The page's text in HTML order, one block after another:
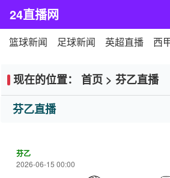
24直播网
篮球新闻 足球新闻 英超直播 西
现在的位置： 首页 > 芬乙直播
芬乙直播
芬乙
2026-06-15 00:00